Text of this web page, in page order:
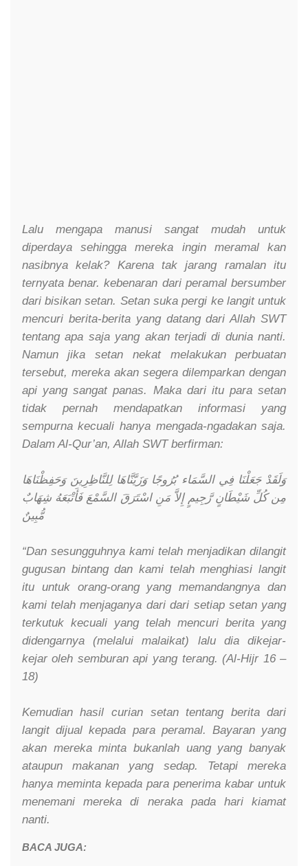
Lalu mengapa manusi sangat mudah untuk
diperdaya sehingga mereka ingin meramal kan
nasibnya kelak? Karena tak jarang ramalan itu
ternyata benar. kebenaran dari peramal bersumber
dari bisikan setan. Setan suka pergi ke langit untuk
mencuri berita-berita yang datang dari Allah SWT
tentang apa saja yang akan terjadi di dunia nanti.
Namun jika setan nekat melakukan perbuatan
tersebut, mereka akan segera dilemparkan dengan
api yang sangat panas. Maka dari itu para setan
tidak pernah mendapatkan informasi yang
sempurna kecuali hanya mengada-ngadakan saja.
Dalam Al-Qur’an, Allah SWT berfirman:
وَلَقَدْ جَعَلْنَا فِي السَّمَاء بُرُوجًا وَزَيَّنَّاهَا لِلنَّاظِرِينَ وَحَفِظْنَاهَا
مِن كُلِّ شَيْطَانٍ رَّجِيمٍ إِلاَّ مَنِ اسْتَرَقَ السَّمْعَ فَأَتْبَعَهُ شِهَابٌ
مُّبِينٌ
“Dan sesungguhnya kami telah menjadikan dilangit
gugusan bintang dan kami telah menghiasi langit
itu untuk orang-orang yang memandangnya dan
kami telah menjaganya dari dari setiap setan yang
terkutuk kecuali yang telah mencuri berita yang
didengarnya (melalui malaikat) lalu dia dikejar-
kejar oleh semburan api yang terang. (Al-Hijr 16 –
18)
Kemudian hasil curian setan tentang berita dari
langit dijual kepada para peramal. Bayaran yang
akan mereka minta bukanlah uang yang banyak
ataupun makanan yang sedap. Tetapi mereka
hanya meminta kepada para penerima kabar untuk
menemani mereka di neraka pada hari kiamat
nanti.
BACA JUGA: